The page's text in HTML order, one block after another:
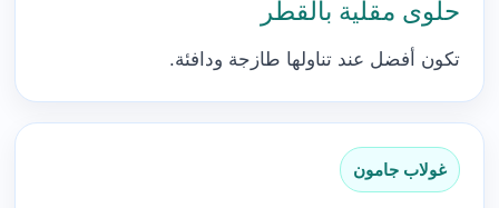
حلوى مقلية بالقطر
تكون أفضل عند تناولها طازجة ودافئة.
غولاب جامون